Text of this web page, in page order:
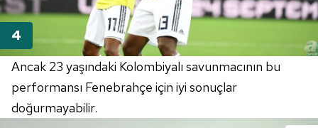
Ancak 23 yaşındaki Kolombiyalı savunmacının bu
performansı Fenebrahçe için iyi sonuçlar
doğurmayabilir.